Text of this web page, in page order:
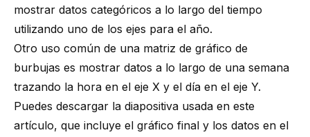
mostrar datos categóricos a lo largo del tiempo
utilizando uno de los ejes para el año.
Otro uso común de una matriz de gráfico de
burbujas es mostrar datos a lo largo de una semana
trazando la hora en el eje X y el día en el eje Y.
Puedes descargar la diapositiva usada en este
artículo, que incluye el gráfico final y los datos en el